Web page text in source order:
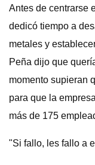
Antes de centrarse
dedicó tiempo a
metales y
Peña dijo que
momento supieran
para que la
más de 175
"Si fallo, les fallo a